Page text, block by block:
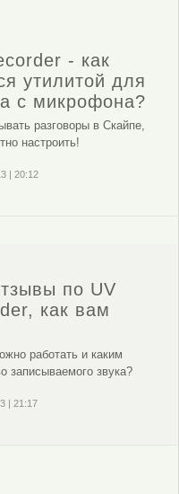
- как
утилитой для
с микрофона?
разговоры в Скайпе,
настроить!
| 20:12
по UV
как вам
работать и каким
записываемого звука?
|21:17